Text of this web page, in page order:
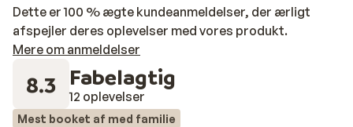
Dette er 100 % ægte kundeanmeldelser, der ærligt
afspejler deres oplevelser med vores produkt.
Mere om anmeldelser
8.3 Fabelagtig
12 oplevelser
Mest booket af med familie